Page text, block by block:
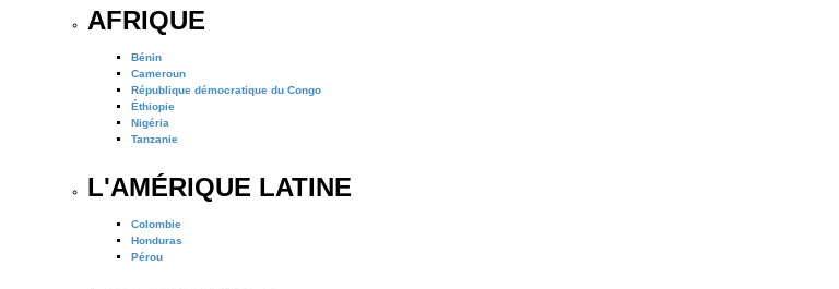
AFRIQUE
Bénin
Cameroun
République démocratique du Congo
Éthiopie
Nigéria
Tanzanie
L'AMÉRIQUE LATINE
Colombie
Honduras
Pérou